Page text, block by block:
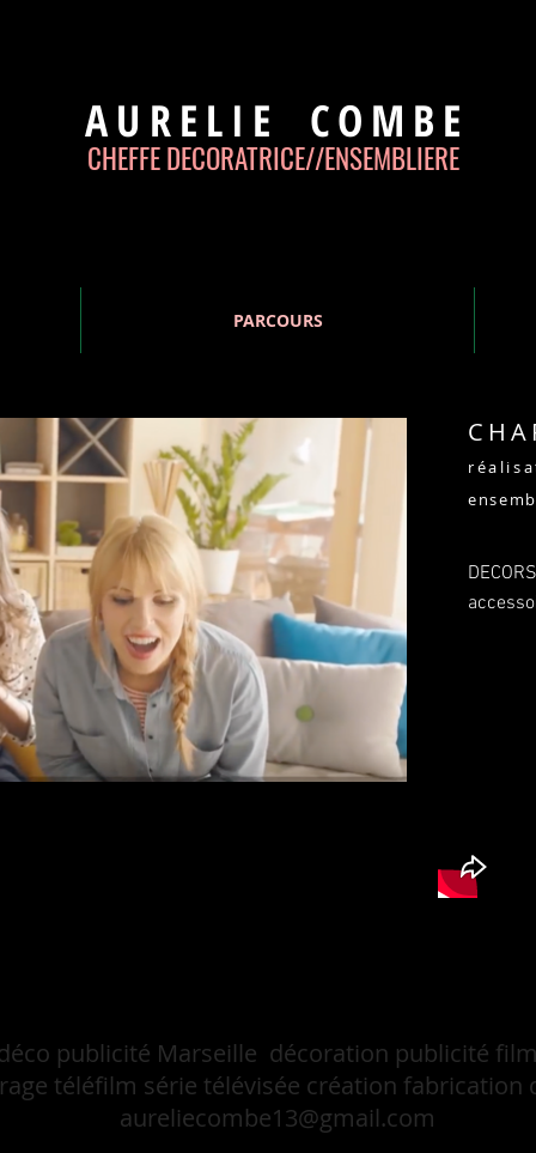
AURELIE COMBE
CHEFFE DECORATRICE//ENSEMBLIERE
PARCOURS
publicité Marseille décoration publicité
téléfilm série télévisée création fabrication
aureliecombe13@gmail.com